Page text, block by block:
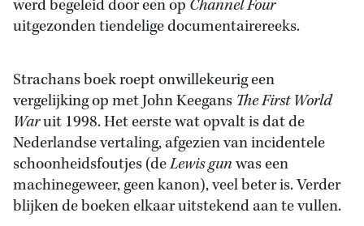
werd begeleid door een op Channel Four
uitgezonden tiendelige documentairereeks.
Strachans boek roept onwillekeurig een
vergelijking op met John Keegans The First World
Waruit 1998. Het eerste wat opvalt is dat de
Nederlandse vertaling, afgezien van incidentele
schoonheidsfoutjes (deLewis gunwas een
machinegeweer, geen kanon), veel beter is. Verder
blijken de boeken elkaar uitstekend aan te vullen.